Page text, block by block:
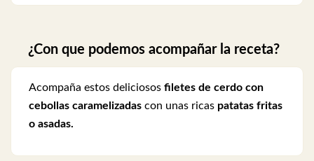
¿Con que podemos acompañar la receta?
Acompaña estos deliciosos filetes de cerdo con
cebollas caramelizadas con unas ricas patatas fritas
o asadas.